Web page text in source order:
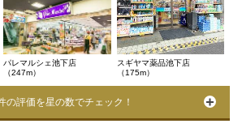
パレマルシェ池下店
（247m）
スギヤマ薬品池下店
（175m）
の評価を星の数でチェック！